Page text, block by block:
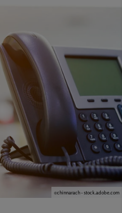
©chinnarach - stock.adobe.com